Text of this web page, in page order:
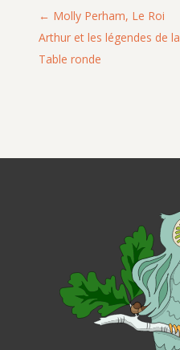
Molly Perham, Le Roi
Arthur et les légendes de la
Table ronde